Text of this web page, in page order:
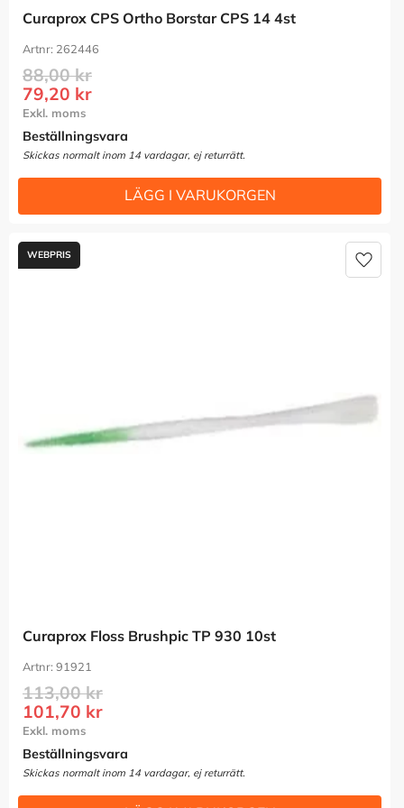
Curaprox CPS Ortho Borstar CPS 14 4st
262446
79,20 kr
88,00kr
Beställningsvara
Curaprox Floss Brushpic TP 930 10st
91921
101,70 kr
113,00kr
Lägg
Beställningsvara